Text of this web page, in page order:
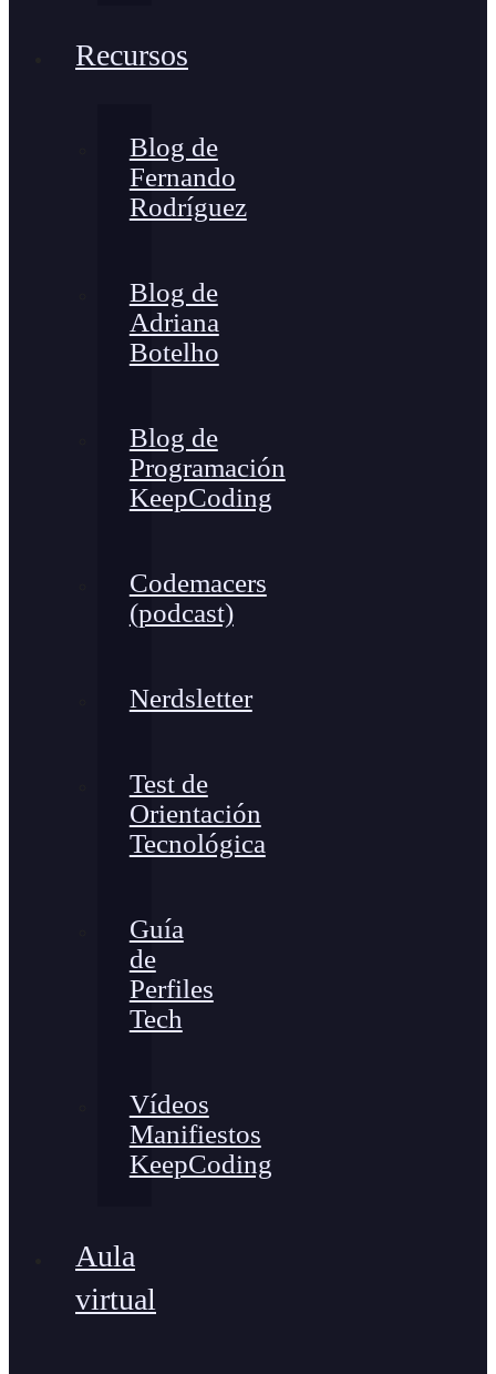
Recursos
Blog de
Fernando
Rodríguez
Blog de
Adriana
Botelho
Blog de
Programación
KeepCoding
Codemacers
(podcast)
Nerdsletter
Test de
Orientación
Tecnológica
Guía
de
Perfiles
Tech
Vídeos
Manifiestos
KeepCoding
Aula
virtual